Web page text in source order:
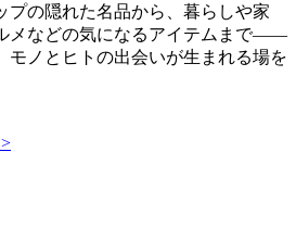
プの隠れた名品から、暮らしや家
メなどの気になるアイテムまで――
モノとヒトの出会いが生まれる場を